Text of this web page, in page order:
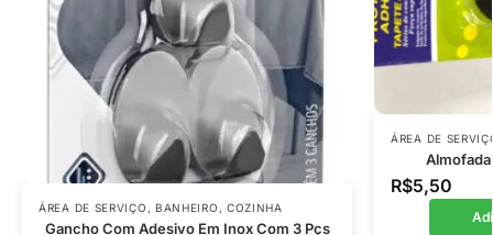
ÁREA DE SERVIÇO , BANHEIRO , COZINHA
Gancho Com Adesivo Em Inox Com 3 Pçs
ÁREA DE
R$5,50